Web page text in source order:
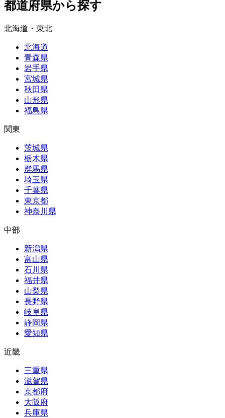
都道府県から探す
北海道・東北
北海道
青森県
岩手県
宮城県
秋田県
山形県
福島県
関東
茨城県
栃木県
群馬県
埼玉県
千葉県
東京都
神奈川県
中部
新潟県
富山県
石川県
福井県
山梨県
長野県
岐阜県
静岡県
愛知県
近畿
三重県
滋賀県
京都府
大阪府
兵庫県